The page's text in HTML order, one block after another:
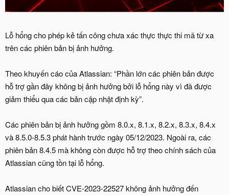
Lỗ hổng cho phép kẻ tấn công chưa xác thực thực thi mã từ xa
trên các phiên bản bị ảnh hưởng.
Theo khuyến cáo của Atlassian: “Phần lớn các phiên bản được
hỗ trợ gần đây không bị ảnh hưởng bởi lỗ hổng này vì đã được
giảm thiểu qua các bản cập nhật định kỳ”.
Các phiên bản bị ảnh hưởng gồm 8.0.x, 8.1.x, 8.2.x, 8.3.x, 8.4.x
và 8.5.0-8.5.3 phát hành trước ngày 05/12/2023. Ngoài ra, các
phiên bản 8.4.5 mà không còn được hỗ trợ theo chính sách của
Atlassian cũng tồn tại lỗ hổng.
Atlassian cho biết CVE-2023-22527 không ảnh hưởng đến